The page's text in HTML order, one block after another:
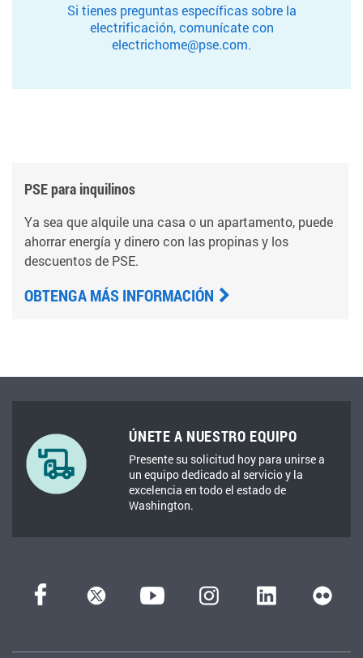
Si tienes preguntas específicas sobre la
electrificación, comunícate con
electrichome@pse.com.
PSE para inquilinos
Ya sea que alquile una casa o un apartamento, puede
ahorrar energía y dinero con las propinas y los
descuentos de PSE.
OBTENGA MÁS INFORMACIÓN
ÚNETE A NUESTRO EQUIPO
Presente su solicitud hoy para unirse a
un equipo dedicado al servicio y la
excelencia en todo el estado de
Washington.